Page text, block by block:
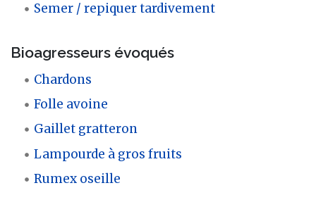
Semer / repiquer tardivement
Bioagresseurs évoqués
Chardons
Folle avoine
Gaillet gratteron
Lampourde à gros fruits
Rumex oseille